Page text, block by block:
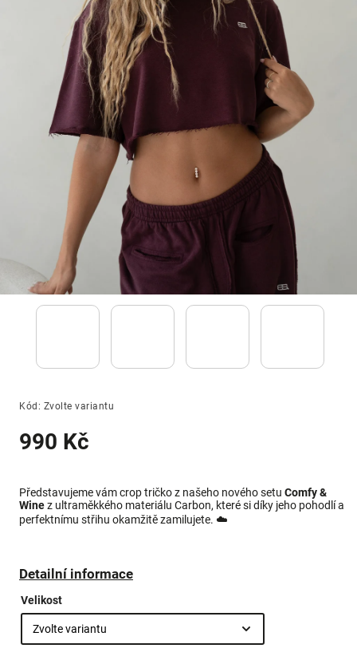
Kód: Zvolte variantu
990 Kč
Představujeme vám crop tričko z našeho nového setu Comfy &
Winez ultraměkkého materiálu Carbon, které si díky jeho pohodlí a
perfektnímu střihu okamžitě zamilujete. ☁️
Detailní informace
Velikost